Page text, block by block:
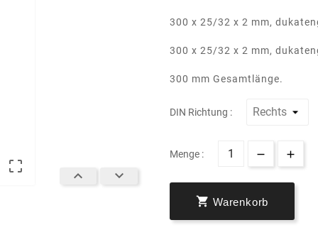

 
300 x 25/32 x 2 mm,
300 x 25/32 x 2 mm,
300 mm Gesamtlänge.
DIN Richtung :
Menge :
 Warenkorb